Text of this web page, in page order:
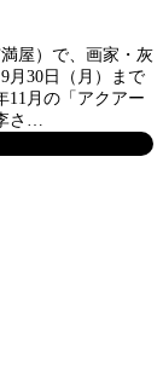
屋）で、画家・灰
月30日（月）まで
11月の「アクアー
さ…